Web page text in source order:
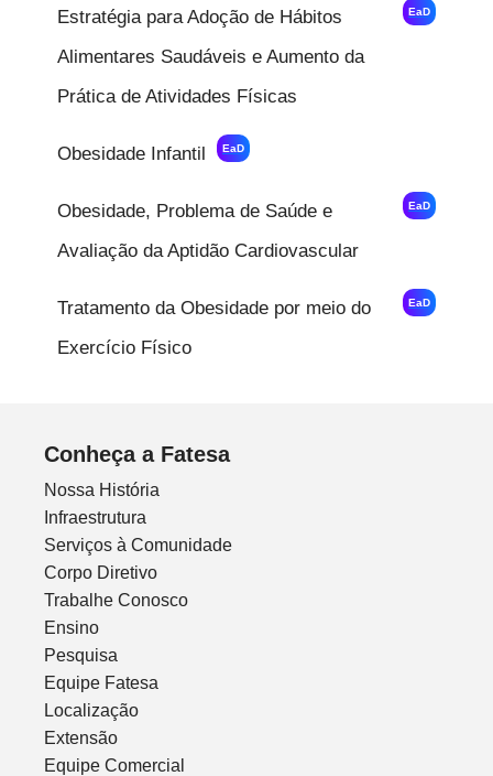
Estratégia para Adoção de Hábitos
Alimentares Saudáveis e Aumento da
Prática de Atividades Físicas
EaD
Obesidade Infantil EaD
Obesidade, Problema de Saúde e
Avaliação da Aptidão Cardiovascular
EaD
Tratamento da Obesidade por meio do
Exercício Físico
EaD
Conheça a Fatesa
Nossa História
Infraestrutura
Serviços à Comunidade
Corpo Diretivo
Trabalhe Conosco
Ensino
Pesquisa
Equipe Fatesa
Localização
Extensão
Equipe Comercial